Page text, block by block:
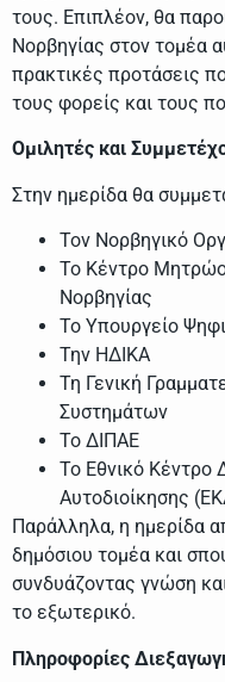
τους. Επιπλέον, θα
Νορβηγίας στον τομέα
πρακτικές προτάσεις
τους φορείς και τους
Ομιλητές και
Στην ημερίδα θα
Τον Νορβηγικό
Το Κέντρο
Νορβηγίας
Το Υπουργείο
Την ΗΔΙΚΑ
Τη Γενική
Συστημάτων
Το ΔΙΠΑΕ
Το Εθνικό Κέντρο
Αυτοδιοίκησης
Παράλληλα, η ημερίδα
δημόσιου τομέα και
συνδυάζοντας γνώση
το εξωτερικό.
Πληροφορίες